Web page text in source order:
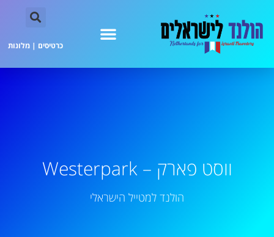
כרטיסים | מלונות
ווסט פארק – Westerpark
הולנד למטייל הישראלי